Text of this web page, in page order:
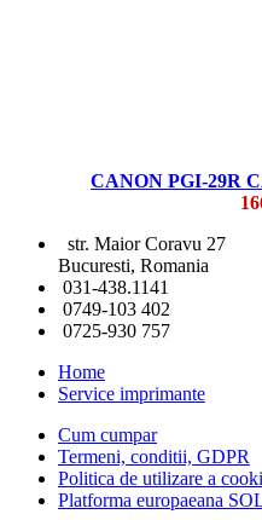
CANON PGI-29R
str. Maior Coravu 27
Bucuresti, Romania
031-438.1141
0749-103 402
0725-930 757
Home
Service imprimante
Cum cumpar
Termeni, conditii, GDPR
Politica de utilizare a
Platforma europaeana